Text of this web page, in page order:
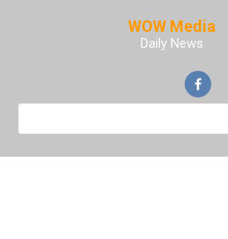
WOW Media
Daily News
Search: